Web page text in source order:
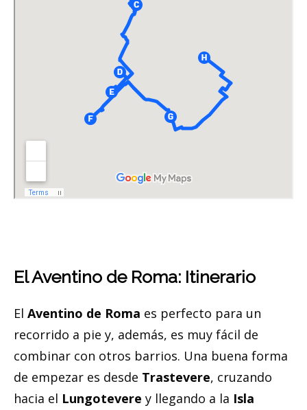
El Aventino de Roma: Itinerario
El Aventino de Roma es perfecto para un
recorrido a pie y, además, es muy fácil de
combinar con otros barrios. Una buena forma
de empezar es desde Trastevere, cruzando
hacia el Lungotevere y llegando a la Isla